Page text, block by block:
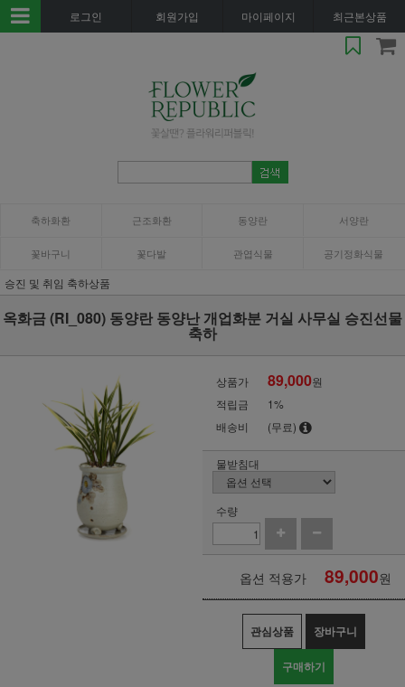
로그인 회원가입 마이페이지 최근본상품
축하화환 근조화환 동양란 서양란
꽃바구니 꽃다발 관엽식물 공기정화식물
승진 및 취임 축하상품
옥화금 (RI_080) 동양란 동양난 개업화분 거실 사무실 승진선물
축하
상품가 89,000원
적립금
1%
배송비
(무료)
물받침대
수량
옵션 적용가 89,000원
관심상품 장바구니
구매하기